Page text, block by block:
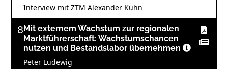
Interview mit ZTM Alexander Kuhn
8 Mit externem Wachstum zur regionalen
Marktführerschaft: Wachstumschancen
nutzen und Bestandslabor übernehmen
Peter Ludewig